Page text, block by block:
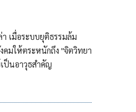
เมื่อระบบยุติธรรมล้ม
คมให้ตระหนักถึง "จิตวิทยา
ป็นอาวุธสำคัญ